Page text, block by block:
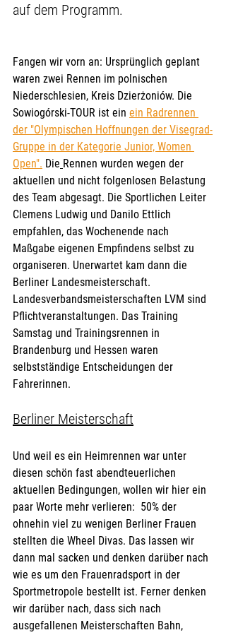
auf dem Programm.
Fangen wir vorn an: Ursprünglich geplant
waren zwei Rennen im polnischen
Niederschlesien, Kreis Dzierżoniów. Die
Sowiogórski-TOUR ist ein ein Radrennen
der "Olympischen Hoffnungen der Visegrad-
Gruppe in der Kategorie Junior, Women
Open". Die Rennen wurden wegen der
aktuellen und nicht folgenlosen Belastung
des Team abgesagt. Die Sportlichen Leiter
Clemens Ludwig und Danilo Ettlich
empfahlen, das Wochenende nach
Maßgabe eigenen Empfindens selbst zu
organiseren. Unerwartet kam dann die
Berliner Landesmeisterschaft.
Landesverbandsmeisterschaften LVM sind
Pflichtveranstaltungen. Das Training
Samstag und Trainingsrennen in
Brandenburg und Hessen waren
selbstständige Entscheidungen der
Fahrerinnen.
Berliner Meisterschaft
Und weil es ein Heimrennen war unter
diesen schön fast abendteuerlichen
aktuellen Bedingungen, wollen wir hier ein
paar Worte mehr verlieren:  50% der
ohnehin viel zu wenigen Berliner Frauen
stellten die Wheel Divas. Das lassen wir
dann mal sacken und denken darüber nach
wie es um den Frauenradsport in der
Sportmetropole bestellt ist. Ferner denken
wir darüber nach, dass sich nach
ausgefallenen Meisterschaften Bahn,